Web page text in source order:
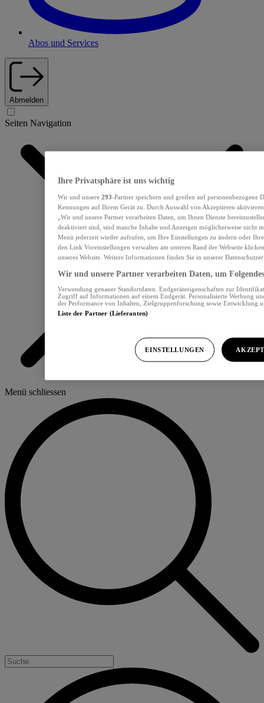
Abos und Services
Abmelden
Seiten Navigation
Menü schliessen
Ihre Privatsphäre ist uns wichtig
Wir und unsere 293-Partner speichern und greifen auf personenbezogene
Kennungen auf Ihrem Gerät zu. Durch Auswahl von Akzeptieren
„Wir und unsere Partner verarbeiten Daten, um Ihnen Dienste
deaktiviert sind, sind manche Inhalte und Anzeigen möglicherweise nicht
Menü jederzeit wieder aufrufen, um Ihre Einstellungen zu ändern oder
den Link Voreinstellungen verwalten am unteren Rand der Webseite
unseres Website. Weitere Informationen finden Sie in unserer
Wir und unsere Partner verarbeiten Daten, um
Verwendung genauer Standortdaten. Endgeräteeigenschaften zur
Zugriff auf Informationen auf einem Endgerät. Personalisierte Werbung
der Performance von Inhalten, Zielgruppenforschung sowie Entwicklung
Liste der Partner (Lieferanten)
EINSTELLUNGEN